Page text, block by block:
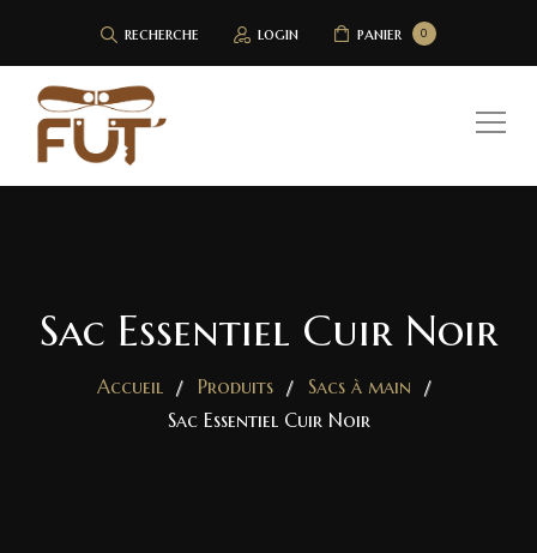
recherche login 0
panier
Sac Essentiel Cuir Noir
Accueil Produits
Sacs à main
Sac Essentiel Cuir Noir